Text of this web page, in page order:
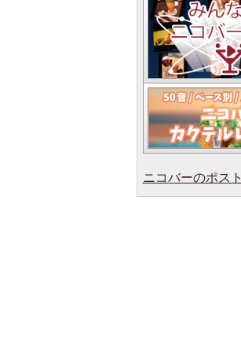
ニコバーのポスト